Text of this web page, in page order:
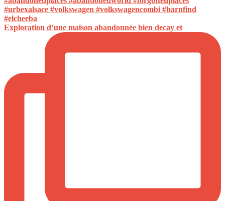
Exploration d’une maison abandonnée bien decay et